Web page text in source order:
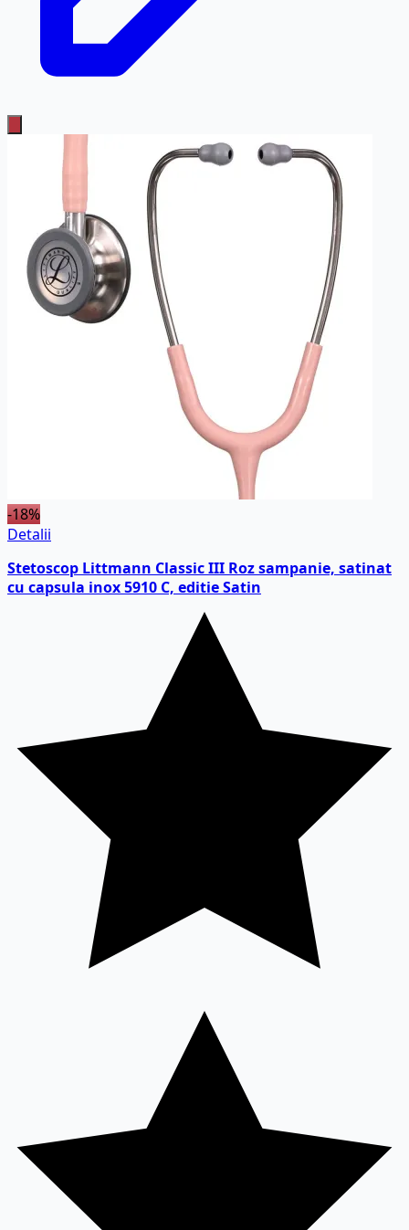
-18%
Detalii
Stetoscop Littmann Classic III Roz sampanie, satinat
cu capsula inox 5910 C, editie Satin